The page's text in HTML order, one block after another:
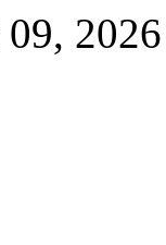
09, 2026